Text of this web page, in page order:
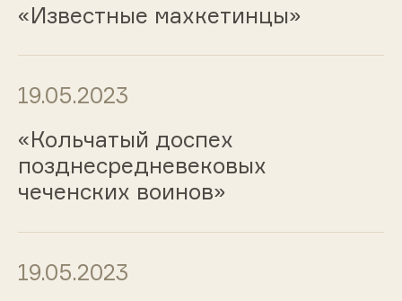
«Известные махкетинцы»
19.05.2023
«Кольчатый доспех
позднесредневековых
чеченских воинов»
19.05.2023